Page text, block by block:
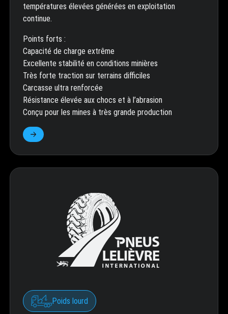
températures élevées générées en exploitation
continue.
Points forts :
Capacité de charge extrême
Excellente stabilité en conditions minières
Très forte traction sur terrains difficiles
Carcasse ultra renforcée
Résistance élevée aux chocs et à l’abrasion
Conçu pour les mines à très grande production
Poids lourd